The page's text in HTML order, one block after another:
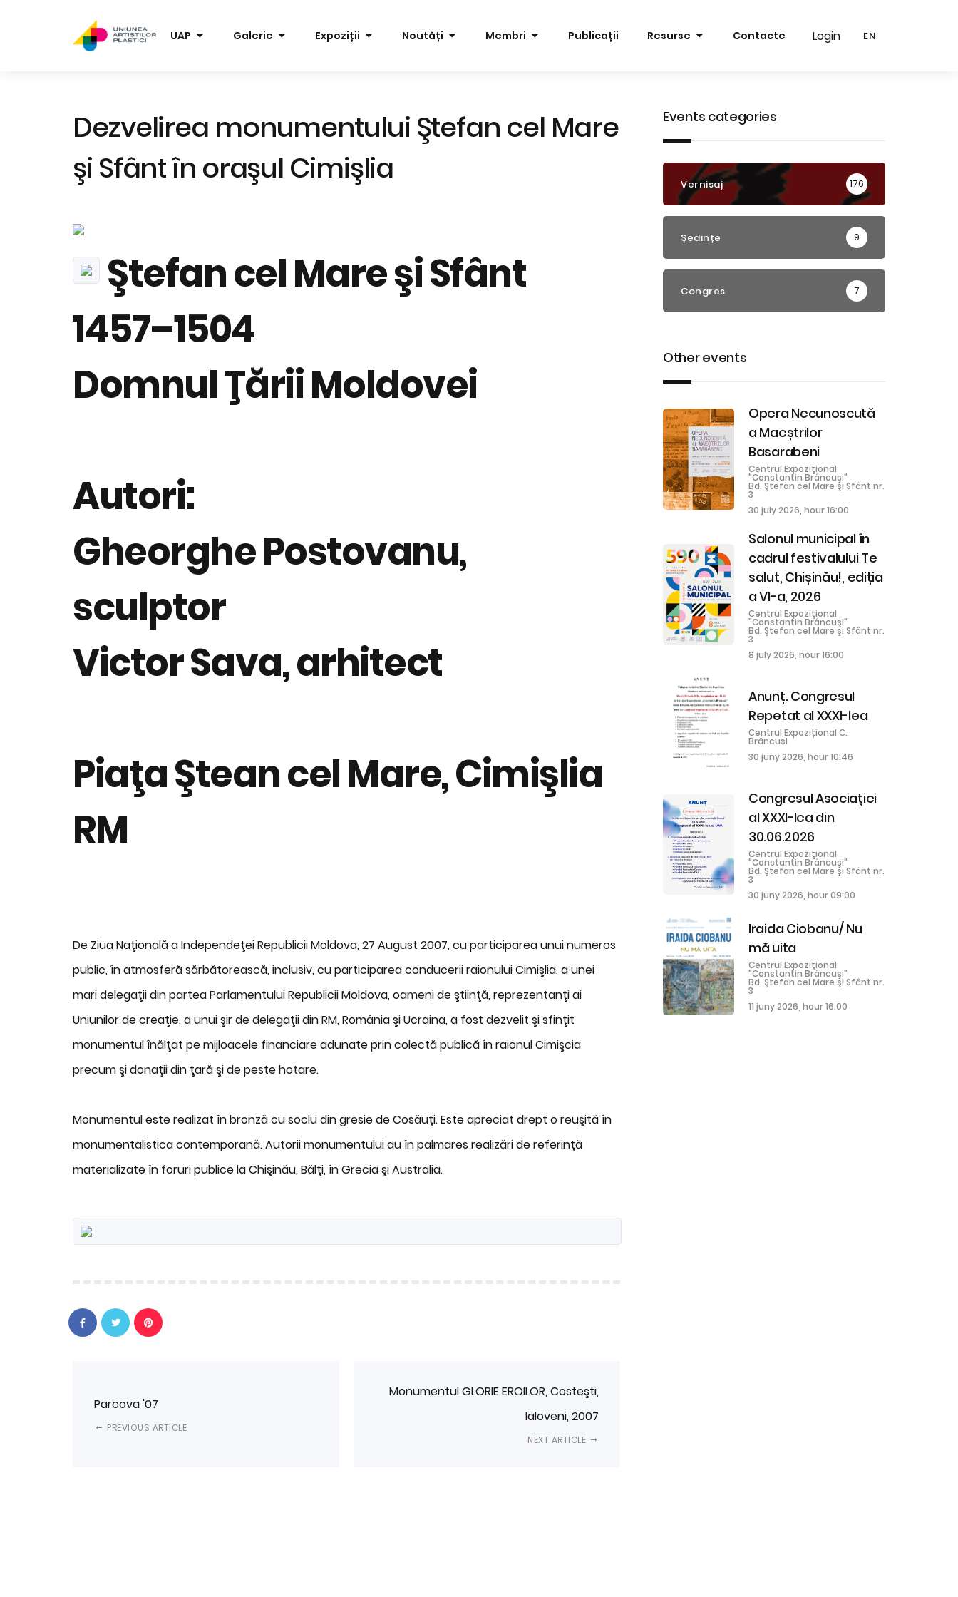
Login
UAP Galerie Expoziții Noutăți Membri Publicații Resurse Contacte Login EN
Dezvelirea monumentului Ştefan cel Mare
şi Sfânt în oraşul Cimişlia
Ştefan cel Mare şi Sfânt
1457–1504
Domnul Ţării Moldovei
Autori:
Gheorghe Postovanu,
sculptor
Victor Sava, arhitect
Piaţa Ştean cel Mare, Cimişlia
RM
De Ziua Naţională a Independeţei Republicii Moldova, 27 August 2007, cu participarea unui numeros
public, în atmosferă sărbătorească, inclusiv, cu participarea conducerii raionului Cimişlia, a unei
mari delegaţii din partea Parlamentului Republicii Moldova, oameni de ştiinţă, reprezentanţi ai
Uniunilor de creaţie, a unui şir de delegaţii din RM, România şi Ucraina, a fost dezvelit şi sfinţit
monumentul înălţat pe mijloacele financiare adunate prin colectă publică în raionul Cimişcia
precum şi donaţii din ţară şi de peste hotare.
Monumentul este realizat în bronză cu soclu din gresie de Cosăuţi. Este apreciat drept o reuşită în
monumentalistica contemporană. Autorii monumentului au în palmares realizări de referinţă
materializate în foruri publice la Chişinău, Bălţi, în Grecia şi Australia.
Parcova '07
PREVIOUS ARTICLE
Monumentul GLORIE EROILOR, Costeşti,
Ialoveni, 2007
NEXT ARTICLE
Events categories
Vernisaj 176
Ședințe 9
Congres 7
Other events
Opera Necunoscută
a Maeștrilor
Basarabeni
Centrul Expoziţional
"Constantin Brâncuşi"
Bd. Ştefan cel Mare şi Sfânt nr.
3
30 july 2026, hour 16:00
Salonul municipal în
cadrul festivalului Te
salut, Chișinău!, ediția
a VI-a, 2026
Centrul Expoziţional
"Constantin Brâncuşi"
Bd. Ştefan cel Mare şi Sfânt nr.
3
8 july 2026, hour 16:00
Anunț. Congresul
Repetat al XXXI-lea
Centrul Expozițional C.
Brâncuși
30 juny 2026, hour 10:46
Congresul Asociației
al XXXI-lea din
30.06.2026
Centrul Expoziţional
"Constantin Brâncuşi"
Bd. Ştefan cel Mare şi Sfânt nr.
3
30 juny 2026, hour 09:00
Iraida Ciobanu/ Nu
mă uita
Centrul Expoziţional
"Constantin Brâncuşi"
Bd. Ştefan cel Mare şi Sfânt nr.
3
11 juny 2026, hour 16:00